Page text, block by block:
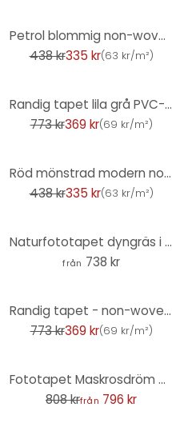
Petrol blommig non-woven tapet blå palmblad mönster tapet kök
438 kr335 kr(63 kr/m²)
Randig tapet lila grå PVC-fri - non-woven tapet ränder av A.S. Création 386654
773 kr369 kr(69 kr/m²)
Röd mönstrad modern non-woven tapet guldmönster tapet vardagsrum, kök
438 kr335 kr(63 kr/m²)
Naturfototapet dyngräs i kvällssolen - Treechild
från 738 kr
Randig tapet - non-woven tapet country house av A.S. Création Beige Vit Hållbar 386652
773 kr369 kr(69 kr/m²)
Fototapet Maskrosdröm på våren - Paksoylu
808 krfrån 796 kr